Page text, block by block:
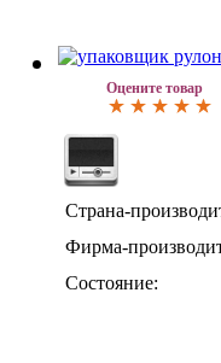
Оцените товар
Страна-
Фирма-
Состояние: